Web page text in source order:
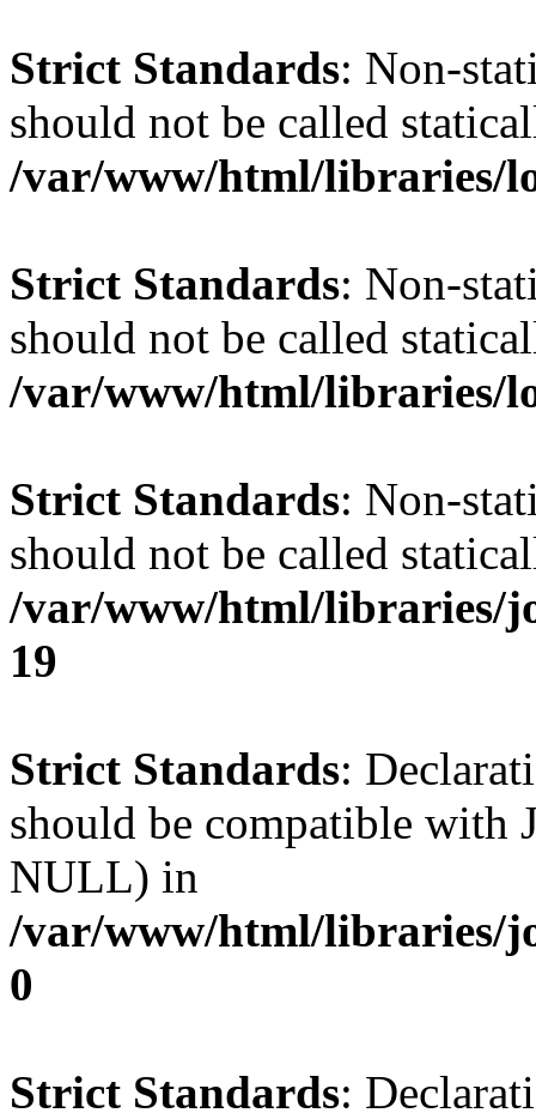
Strict Standards: Non-
should not be called
/var/www/html/libraries/
Strict Standards: Non-
should not be called
/var/www/html/libraries/
Strict Standards: Non-
should not be called
/var/www/html/libraries/
19
Strict Standards:
should be compatible with
NULL) in
/var/www/html/libraries/
0
Strict Standards: